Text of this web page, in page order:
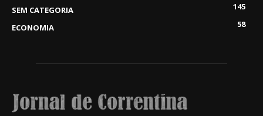
SEM CATEGORIA
145
ECONOMIA
58